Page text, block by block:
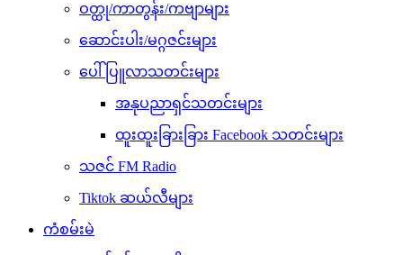
ဝတ္ထု/ကာတွန်း/ကဗျာများ
ဆောင်းပါး/မဂ္ဂဇင်းများ
ပေါ်ပြူလာသတင်းများ
အနုပညာရှင်သတင်းများ
ထူးထူးခြားခြား Facebook သတင်းများ
သဇင် FM Radio
Tiktok ဆယ်လီများ
ကံစမ်းမဲ